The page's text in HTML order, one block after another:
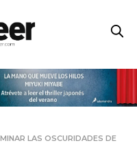
LAS OSCURIDADES DE